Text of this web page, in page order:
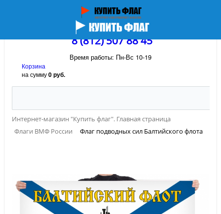
8 (812) 507 88 45
Время работы: Пн-Вс 10-19
Корзина
на сумму0 руб.
Интернет-магазин "Купить флаг". Главная страница
Флаги ВМФ России
Флаг подводных сил Балтийского флота